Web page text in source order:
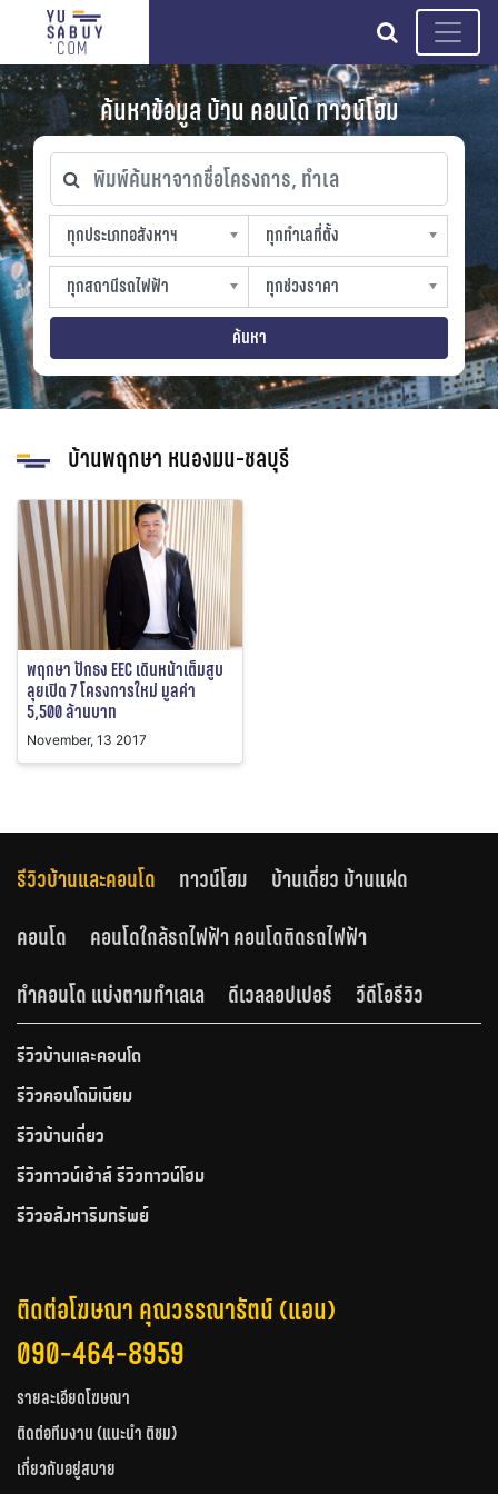
search
ค้นหาข้อมูล บ้าน คอนโด ทาวน์โฮม
พิมพ์ค้นหาจากชื่อโครงการ, ทำเล
ทุกประเภทอสังหาฯ
ทุกประเภทอสังหาฯ
sproperty
ทุกทำเลที่ตั้ง
ทุกทำเลที่ตั้ง
slocation
ทุกสถานีรถไฟฟ้า
ทุกสถานีรถไฟฟ้า
strain-station
ทุกช่วงราคา
ทุกช่วงราคา
sprice
ค้นหา
บ้านพฤกษา หนองมน-ชลบุรี
พฤกษา ปักธง EEC เดินหน้าเต็มสูบ
ลุยเปิด 7 โครงการใหม่ มูลค่า
5,500 ล้านบาท
November, 13 2017
รีวิวบ้านและคอนโด ทาวน์โฮม
บ้านเดี่ยว บ้านแฝด
คอนโด
คอนโดใกล้รถไฟฟ้า คอนโดติดรถไฟฟ้า
ทำคอนโด แบ่งตามทำเลเล
ดีเวลลอปเปอร์ วีดีโอรีวิว
รีวิวบ้านและคอนโด
รีวิวคอนโดมิเนียม
รีวิวบ้านเดี่ยว
รีวิวทาวน์เฮ้าส์ รีวิวทาวน์โฮม
รีวิวอสังหาริมทรัพย์
ติดต่อโฆษณา คุณวรรณารัตน์ (แอน)
090-464-8959
รายละเอียดโฆษณา
ติดต่อทีมงาน (แนะนำ ติชม)
เกี่ยวกับอยู่สบาย